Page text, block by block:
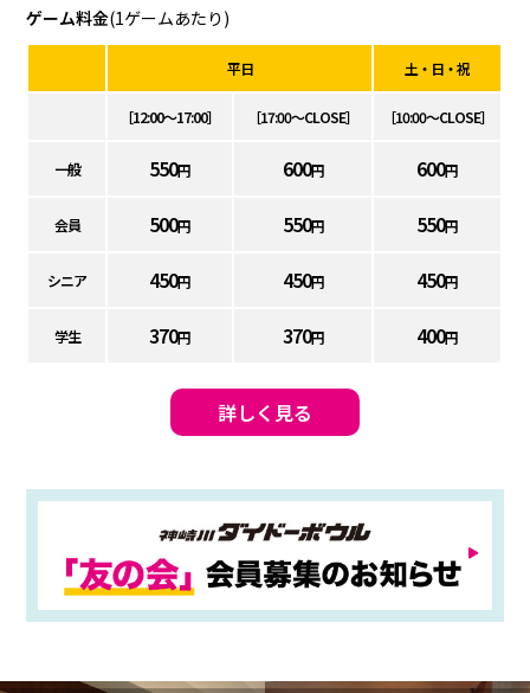
ゲーム料金(1ゲームあたり)
平日 土・日・祝
［12:00～17:00］ ［17:00～CLOSE］ ［10:00～CLOSE］
一般 550円 600円 600円
会員 500円 550円 550円
シニア 450円 450円 450円
学生 370円 370円 400円
詳しく見る